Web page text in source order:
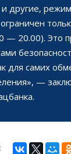
другие,
ограничен
— 20.00). Это
для самих
—